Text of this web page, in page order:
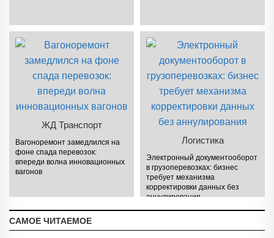
ЖД Транспорт
Вагоноремонт замедлился на
фоне спада перевозок:
впереди волна инновационных
вагонов
Логистика
Электронный документооборот
в грузоперевозках: бизнес
требует механизма
корректировки данных без
аннулирования
САМОЕ ЧИТАЕМОЕ